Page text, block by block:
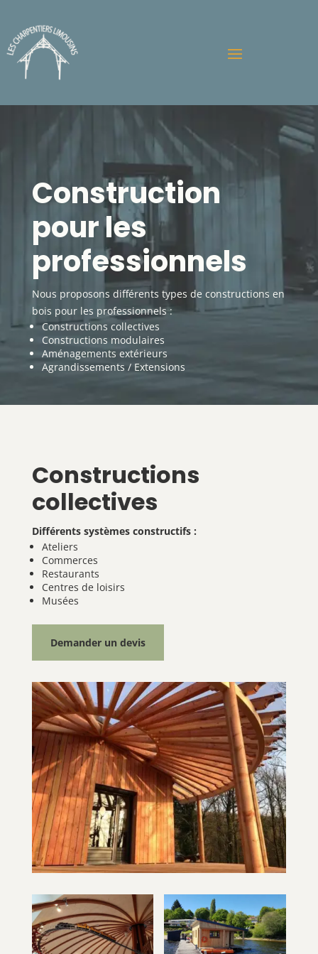
Construction
pour les
professionnels
Nous proposons différents types de constructions en
bois pour les professionnels :
Constructions collectives
Constructions modulaires
Aménagements extérieurs
Agrandissements / Extensions
Constructions
collectives
Différents systèmes constructifs :
Ateliers
Commerces
Restaurants
Centres de loisirs
Musées
Demander un devis